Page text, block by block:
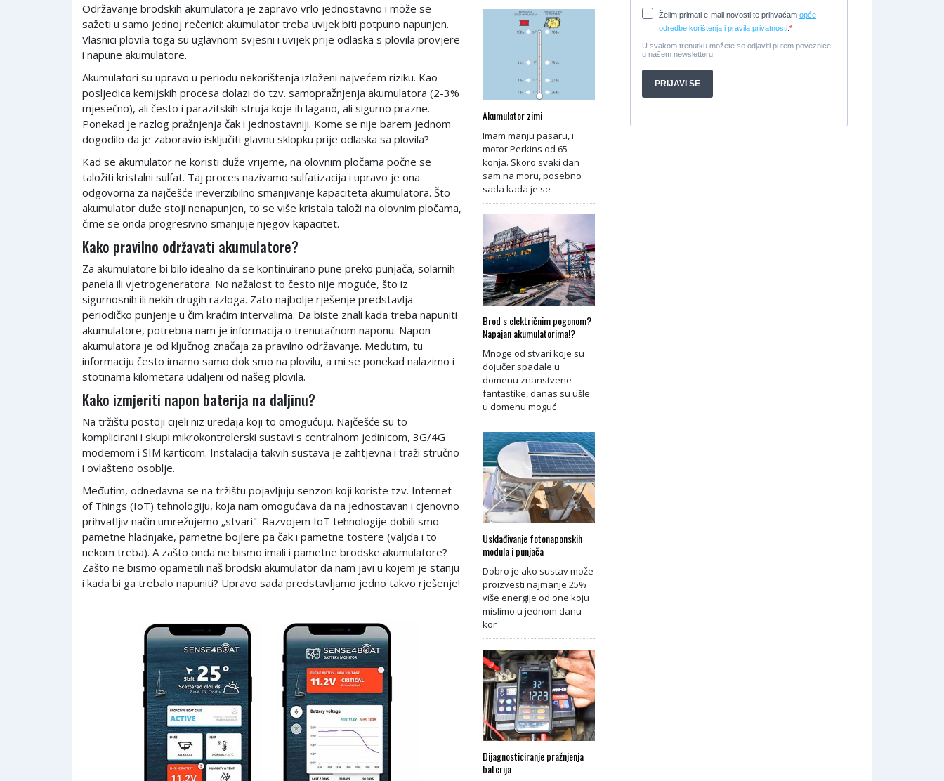
Održavanje brodskih akumulatora je zapravo vrlo jednostavno i može se
sažeti u samo jednoj rečenici: akumulator treba uvijek biti potpuno napunjen.
Vlasnici plovila toga su uglavnom svjesni i uvijek prije odlaska s plovila provjere
i napune akumulatore.
Akumulatori su upravo u periodu nekorištenja izloženi najvećem riziku. Kao
posljedica kemijskih procesa dolazi do tzv. samopražnjenja akumulatora (2-3%
mjesečno), ali često i parazitskih struja koje ih lagano, ali sigurno prazne.
Ponekad je razlog pražnjenja čak i jednostavniji. Kome se nije barem jednom
dogodilo da je zaboravio isključiti glavnu sklopku prije odlaska sa plovila?
Kad se akumulator ne koristi duže vrijeme, na olovnim pločama počne se
taložiti kristalni sulfat. Taj proces nazivamo sulfatizacija i upravo je ona
odgovorna za najčešće ireverzibilno smanjivanje kapaciteta akumulatora. Što
akumulator duže stoji nenapunjen, to se više kristala taloži na olovnim pločama,
čime se onda progresivno smanjuje njegov kapacitet.
Kako pravilno održavati akumulatore?
Za akumulatore bi bilo idealno da se kontinuirano pune preko punjača, solarnih
panela ili vjetrogeneratora. No nažalost to često nije moguće, što iz
sigurnosnih ili nekih drugih razloga. Zato najbolje rješenje predstavlja
periodičko punjenje u čim kraćim intervalima. Da biste znali kada treba napuniti
akumulatore, potrebna nam je informacija o trenutačnom naponu. Napon
akumulatora je od ključnog značaja za pravilno održavanje. Međutim, tu
informaciju često imamo samo dok smo na plovilu, a mi se ponekad nalazimo i
stotinama kilometara udaljeni od našeg plovila.
Kako izmjeriti napon baterija na daljinu?
Na tržištu postoji cijeli niz uređaja koji to omogućuju. Najčešće su to
komplicirani i skupi mikrokontrolerski sustavi s centralnom jedinicom, 3G/4G
modemom i SIM karticom. Instalacija takvih sustava je zahtjevna i traži stručno
i ovlašteno osoblje.
Međutim, odnedavna se na tržištu pojavljuju senzori koji koriste tzv. Internet
of Things (IoT) tehnologiju, koja nam omogućava da na jednostavan i cjenovno
prihvatljiv način umrežujemo „stvari". Razvojem IoT tehnologije dobili smo
pametne hladnjake, pametne bojlere pa čak i pametne tostere (valjda i to
nekom treba). A zašto onda ne bismo imali i pametne brodske akumulatore?
Zašto ne bismo opametili naš brodski akumulator da nam javi u kojem je stanju
i kada bi ga trebalo napuniti? Upravo sada predstavljamo jedno takvo rješenje!
Akumulator zimi
Imam manju pasaru, i
motor Perkins od 65
konja. Skoro svaki dan
sam na moru, posebno
sada kada je se
Brod s električnim pogonom?
Napajan akumulatorima!?
Mnoge od stvari koje su
dojučer spadale u
domenu znanstvene
fantastike, danas su ušle
u domenu moguć
Usklađivanje fotonaponskih
modula i punjača
Dobro je ako sustav može
proizvesti najmanje 25%
više energije od one koju
mislimo u jednom danu
kor
Dijagnosticiranje pražnjenja
baterija